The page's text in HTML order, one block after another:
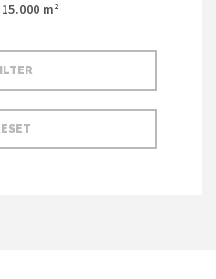
15.000 m²